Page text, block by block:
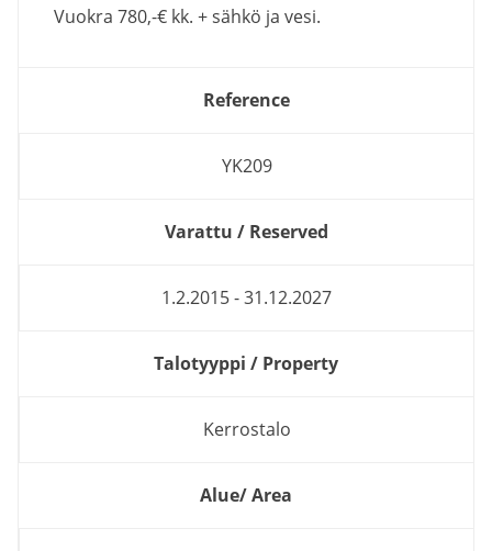
Vuokra 780,-€ kk. + sähkö ja vesi.
Reference
YK209
Varattu / Reserved
1.2.2015 - 31.12.2027
Talotyyppi / Property
Kerrostalo
Alue/ Area